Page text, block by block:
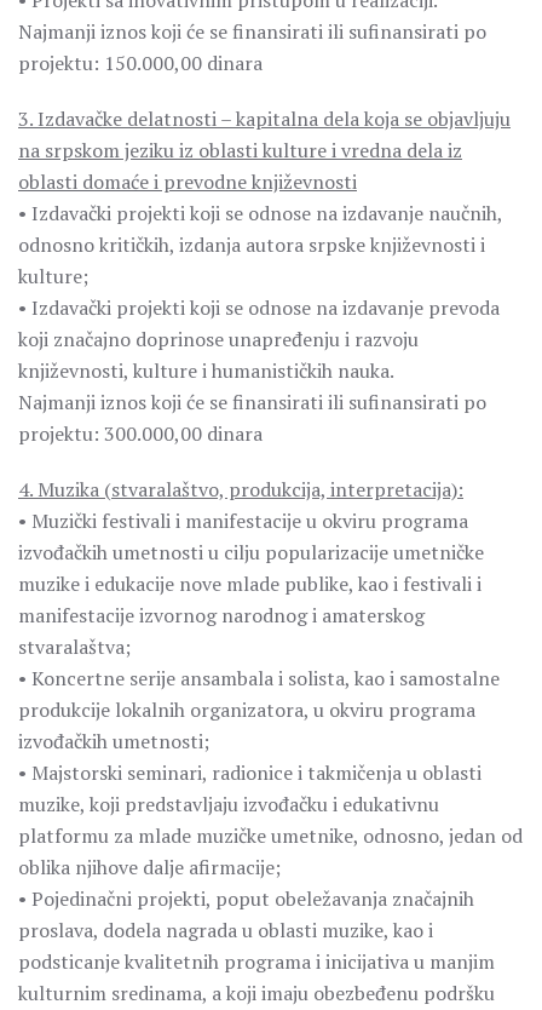
Najmanji iznos koji će se finansirati ili sufinansirati po
projektu: 150.000,00 dinara
3. Izdavačke delatnosti – kapitalna dela koja se objavljuju
na srpskom jeziku iz oblasti kulture i vredna dela iz
oblasti domaće i prevodne književnosti
• Izdavački projekti koji se odnose na izdavanje naučnih,
odnosno kritičkih, izdanja autora srpske književnosti i
kulture;
• Izdavački projekti koji se odnose na izdavanje prevoda
koji značajno doprinose unapređenju i razvoju
književnosti, kulture i humanističkih nauka.
Najmanji iznos koji će se finansirati ili sufinansirati po
projektu: 300.000,00 dinara
4. Muzika (stvaralaštvo, produkcija, interpretacija):
• Muzički festivali i manifestacije u okviru programa
izvođačkih umetnosti u cilju popularizacije umetničke
muzike i edukacije nove mlade publike, kao i festivali i
manifestacije izvornog narodnog i amaterskog
stvaralaštva;
• Koncertne serije ansambala i solista, kao i samostalne
produkcije lokalnih organizatora, u okviru programa
izvođačkih umetnosti;
• Majstorski seminari, radionice i takmičenja u oblasti
muzike, koji predstavljaju izvođačku i edukativnu
platformu za mlade muzičke umetnike, odnosno, jedan od
oblika njihove dalje afirmacije;
• Pojedinačni projekti, poput obeležavanja značajnih
proslava, dodela nagrada u oblasti muzike, kao i
podsticanje kvalitetnih programa i inicijativa u manjim
kulturnim sredinama, a koji imaju obezbeđenu podršku